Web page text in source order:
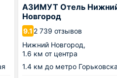
АЗИМУТ Отель
Новгород
9.1 2 739 отзывов
Нижний Новгород,
1.6 км от центра
1.4 км до метро